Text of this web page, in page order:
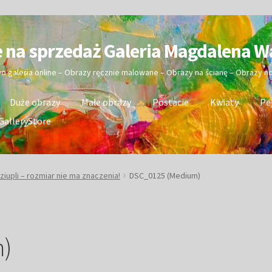
sprzedaż Galeria Magdalena
galeria online – Obrazy ręcznie malowane – Obrazy na ścianę – Obrazy
Duże obrazy Małe obrazy Postacie Kwiaty
– rozmiar nie ma znaczenia! DSC_0125 (Medium)